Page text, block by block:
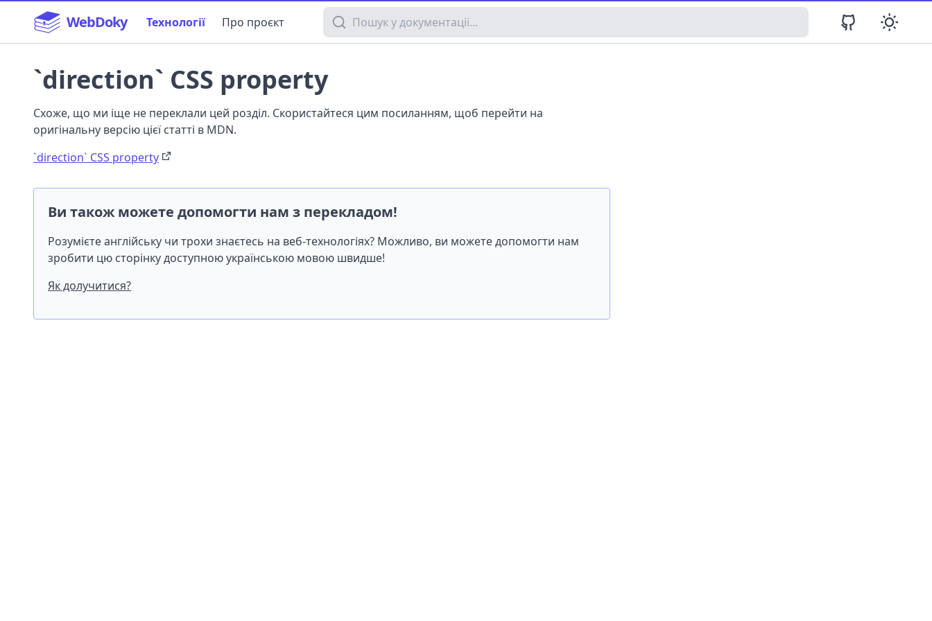
WebDoky Технології Про проєкт Пошук у документації
`direction` CSS property
Схоже, що ми іще не переклали цей розділ. Скористайтеся цим посиланням, щоб перейти на
оригінальну версію цієї статті в MDN.
`direction` CSS property
Ви також можете допомогти нам з перекладом!
Розумієте англійську чи трохи знаєтесь на веб-технологіях? Можливо, ви можете допомогти нам
зробити цю сторінку доступною українською мовою швидше!
Як долучитися?